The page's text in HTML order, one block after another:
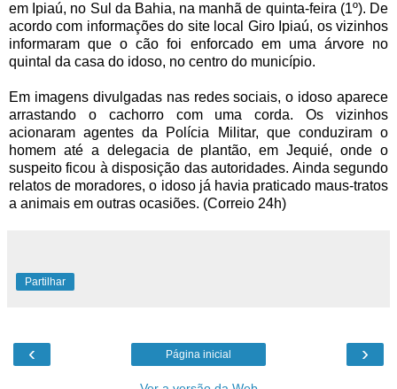
em Ipiaú, no Sul da Bahia, na manhã de quinta-feira (1º). De
acordo com informações do site local Giro Ipiaú, os vizinhos
informaram que o cão foi enforcado em uma árvore no
quintal da casa do idoso, no centro do município.
Em imagens divulgadas nas redes sociais, o idoso aparece
arrastando o cachorro com uma corda. Os vizinhos
acionaram agentes da Polícia Militar, que conduziram o
homem até a delegacia de plantão, em Jequié, onde o
suspeito ficou à disposição das autoridades. Ainda segundo
relatos de moradores, o idoso já havia praticado maus-tratos
a animais em outras ocasiões. (Correio 24h)
Partilhar
‹ ›
Página inicial